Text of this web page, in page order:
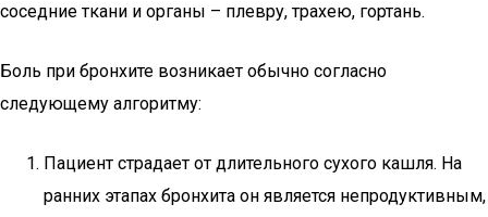
соседние ткани и органы – плевру, трахею, гортань.
Боль при бронхите возникает обычно согласно
следующему алгоритму:
Пациент страдает от длительного сухого кашля. На
ранних этапах бронхита он является непродуктивным,